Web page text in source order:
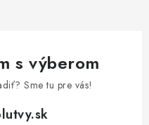
s výberom
Sme tu pre vás!